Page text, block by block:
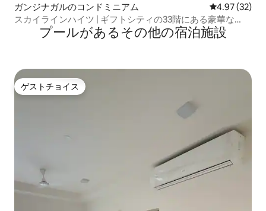
ガンジナガルのコンドミニアム レビュー32
4.97 (32)
スカイラインハイツ | ギフトシティの33階にある豪華な
プールがあるその他の宿泊施設
ゲストチョイス
ゲストチョイス